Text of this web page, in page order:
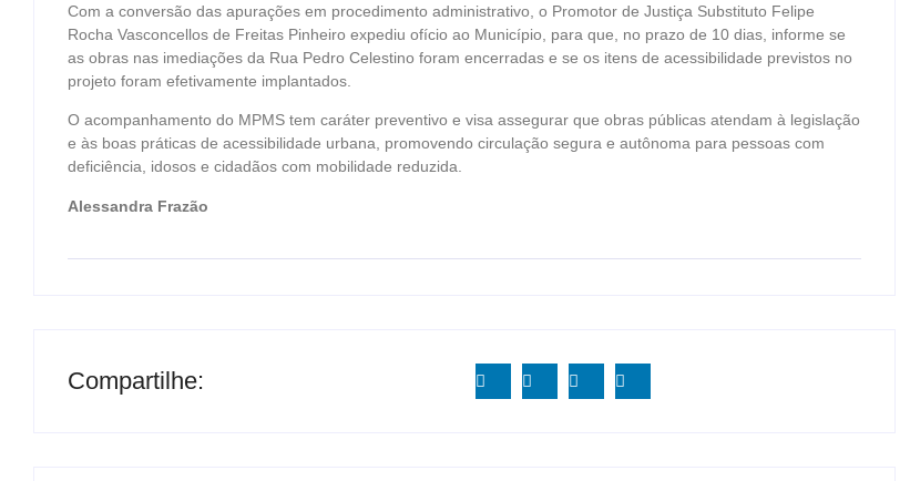
Com a conversão das apurações em procedimento administrativo, o Promotor de Justiça Substituto Felipe
Rocha Vasconcellos de Freitas Pinheiro expediu ofício ao Município, para que, no prazo de 10 dias, informe se
as obras nas imediações da Rua Pedro Celestino foram encerradas e se os itens de acessibilidade previstos no
projeto foram efetivamente implantados.
O acompanhamento do MPMS tem caráter preventivo e visa assegurar que obras públicas atendam à legislação
e às boas práticas de acessibilidade urbana, promovendo circulação segura e autônoma para pessoas com
deficiência, idosos e cidadãos com mobilidade reduzida.
Alessandra Frazão
Compartilhe: